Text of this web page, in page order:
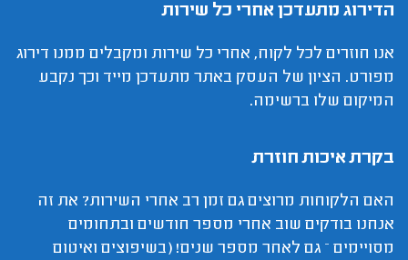
הדירוג מתעדכן אחרי כל שירות
אנו חוזרים לכל לקוח, אחרי כל שירות ומקבלים ממנו דירוג
מפורט. הציון של העסק באתר מתעדכן מייד וכך נקבע
המיקום שלו ברשימה.
בקרת איכות חוזרת
האם הלקוחות מרוצים גם זמן רב אחרי השירות? את זה
אנחנו בודקים שוב אחרי מספר חודשים ובתחומים
מסויימים – גם לאחר מספר שנים! (בשיפוצים ואיטום